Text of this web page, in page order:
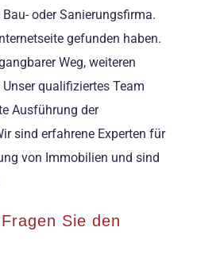
oder Sanierungsfirma.
gefunden haben.
Weg, weiteren
qualifiziertes Team
Ausführung der
sind erfahrene Experten für
von Immobilien und sind
Sie den